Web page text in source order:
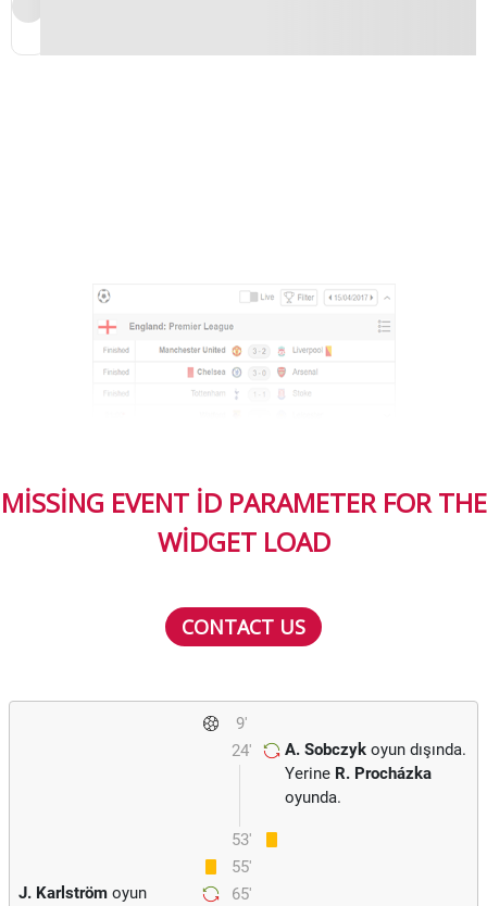
MISSING EVENT ID PARAMETER FOR THE
WIDGET LOAD
CONTACT US
9'
24'
A. Sobczyk oyun dışında.
Yerine R. Procházka
oyunda.
53'
55'
65'
J. Karlström oyun